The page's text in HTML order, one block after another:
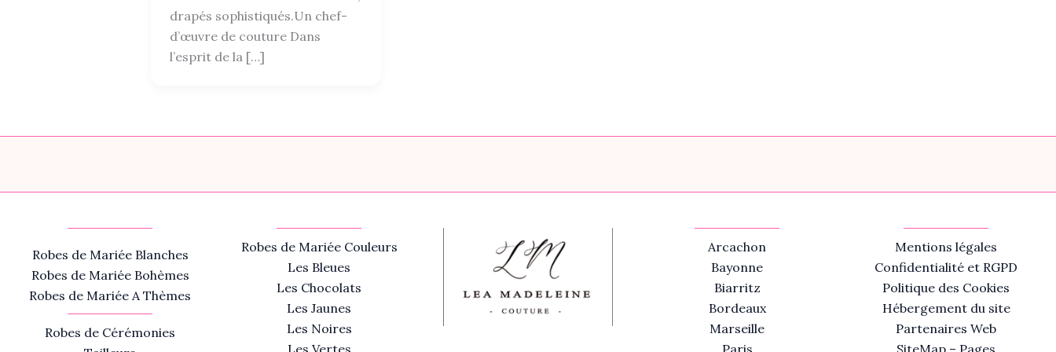
drapés sophistiqués.Un chef-
d’œuvre de couture Dans
l’esprit de la […]
Robes de Mariée Blanches
Robes de Mariée Bohèmes
Robes de Mariée A Thèmes
Robes de Cérémonies
Robes de Mariée Couleurs
Les Bleues
Les Chocolats
Les Jaunes
Les Noires
Les Vertes
Arcachon
Bayonne
Biarritz
Bordeaux
Marseille
Paris
Mentions légales
Confidentialité et RGPD
Politique des Cookies
Hébergement du site
Partenaires Web
SiteMap – Pages